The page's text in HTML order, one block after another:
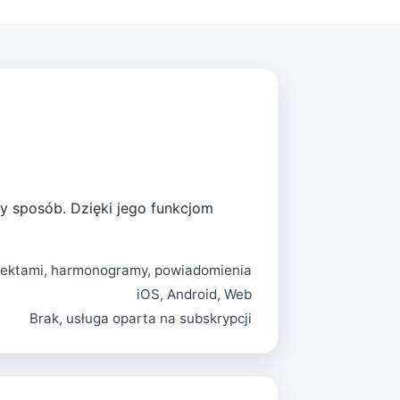
sposób. Dzięki jego funkcjom
harmonogramy, powiadomienia
iOS, Android, Web
Brak, usługa oparta na subskrypcji